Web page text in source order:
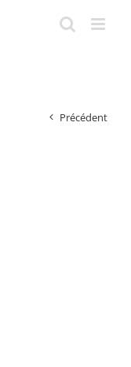
Précédent